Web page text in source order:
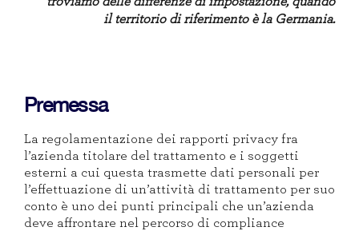
il territorio di riferimento è la Germania.
Premessa
La regolamentazione dei rapporti privacy fra
l’azienda titolare del trattamento e i soggetti
esterni a cui questa trasmette dati personali per
l’effettuazione di un’attività di trattamento per suo
conto è uno dei punti principali che un’azienda
deve affrontare nel percorso di compliance